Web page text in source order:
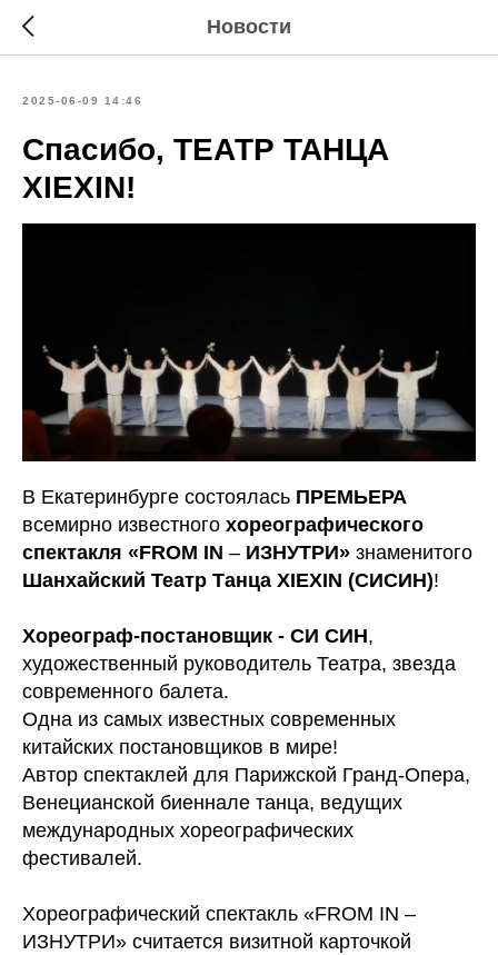
Новости
2025-06-09 14:46
Спасибо, ТЕАТР ТАНЦА
XIEXIN!
В Екатеринбурге состоялась ПРЕМЬЕРА
всемирно известного хореографического
спектакля «FROM IN – ИЗНУТРИ» знаменитого
Шанхайский Театр Танца XIEXIN (СИСИН)!
Хореограф-постановщик - СИ СИН,
художественный руководитель Театра, звезда
современного балета.
Одна из самых известных современных
китайских постановщиков в мире!
Автор спектаклей для Парижской Гранд-Опера,
Венецианской биеннале танца, ведущих
международных хореографических
фестивалей.
Хореографический спектакль «FROM IN –
ИЗНУТРИ» считается визитной карточкой